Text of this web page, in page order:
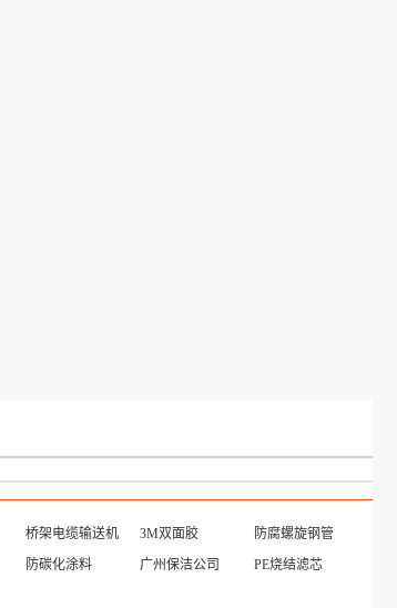
桥架电缆输送机 3M双面胶
防腐螺旋钢管
防碳化涂料 广州保洁公司 PE烧结滤芯